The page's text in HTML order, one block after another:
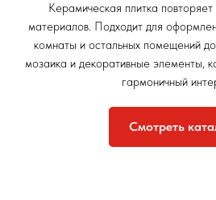
Керамическая плитка
материалов. Подходит для
комнаты и остальных помещений
мозаика и декоративные элементы,
гармоничный
Смотреть